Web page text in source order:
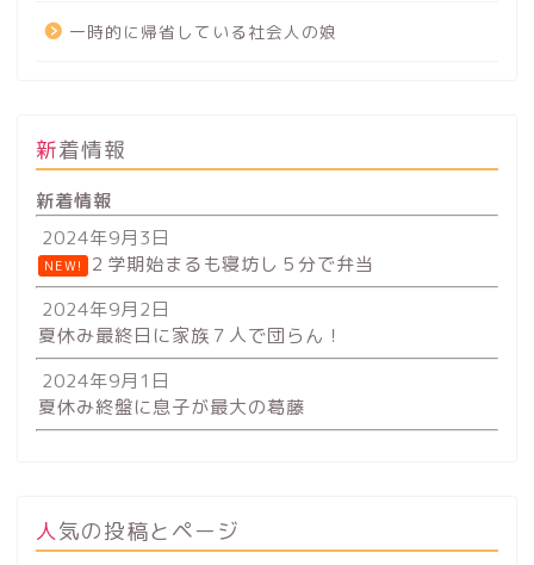
一時的に帰省している社会人の娘
新着情報
新着情報
2024年9月3日
NEW!
２学期始まるも寝坊し５分で弁当
2024年9月2日
夏休み最終日に家族７人で団らん！
2024年9月1日
夏休み終盤に息子が最大の葛藤
人気の投稿とページ